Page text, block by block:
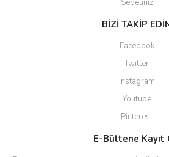
Sepetiniz
BİZİ TAKİP
Facebook
Twitter
Instagram
Youtube
Pinterest
E-Bültene Kayıt